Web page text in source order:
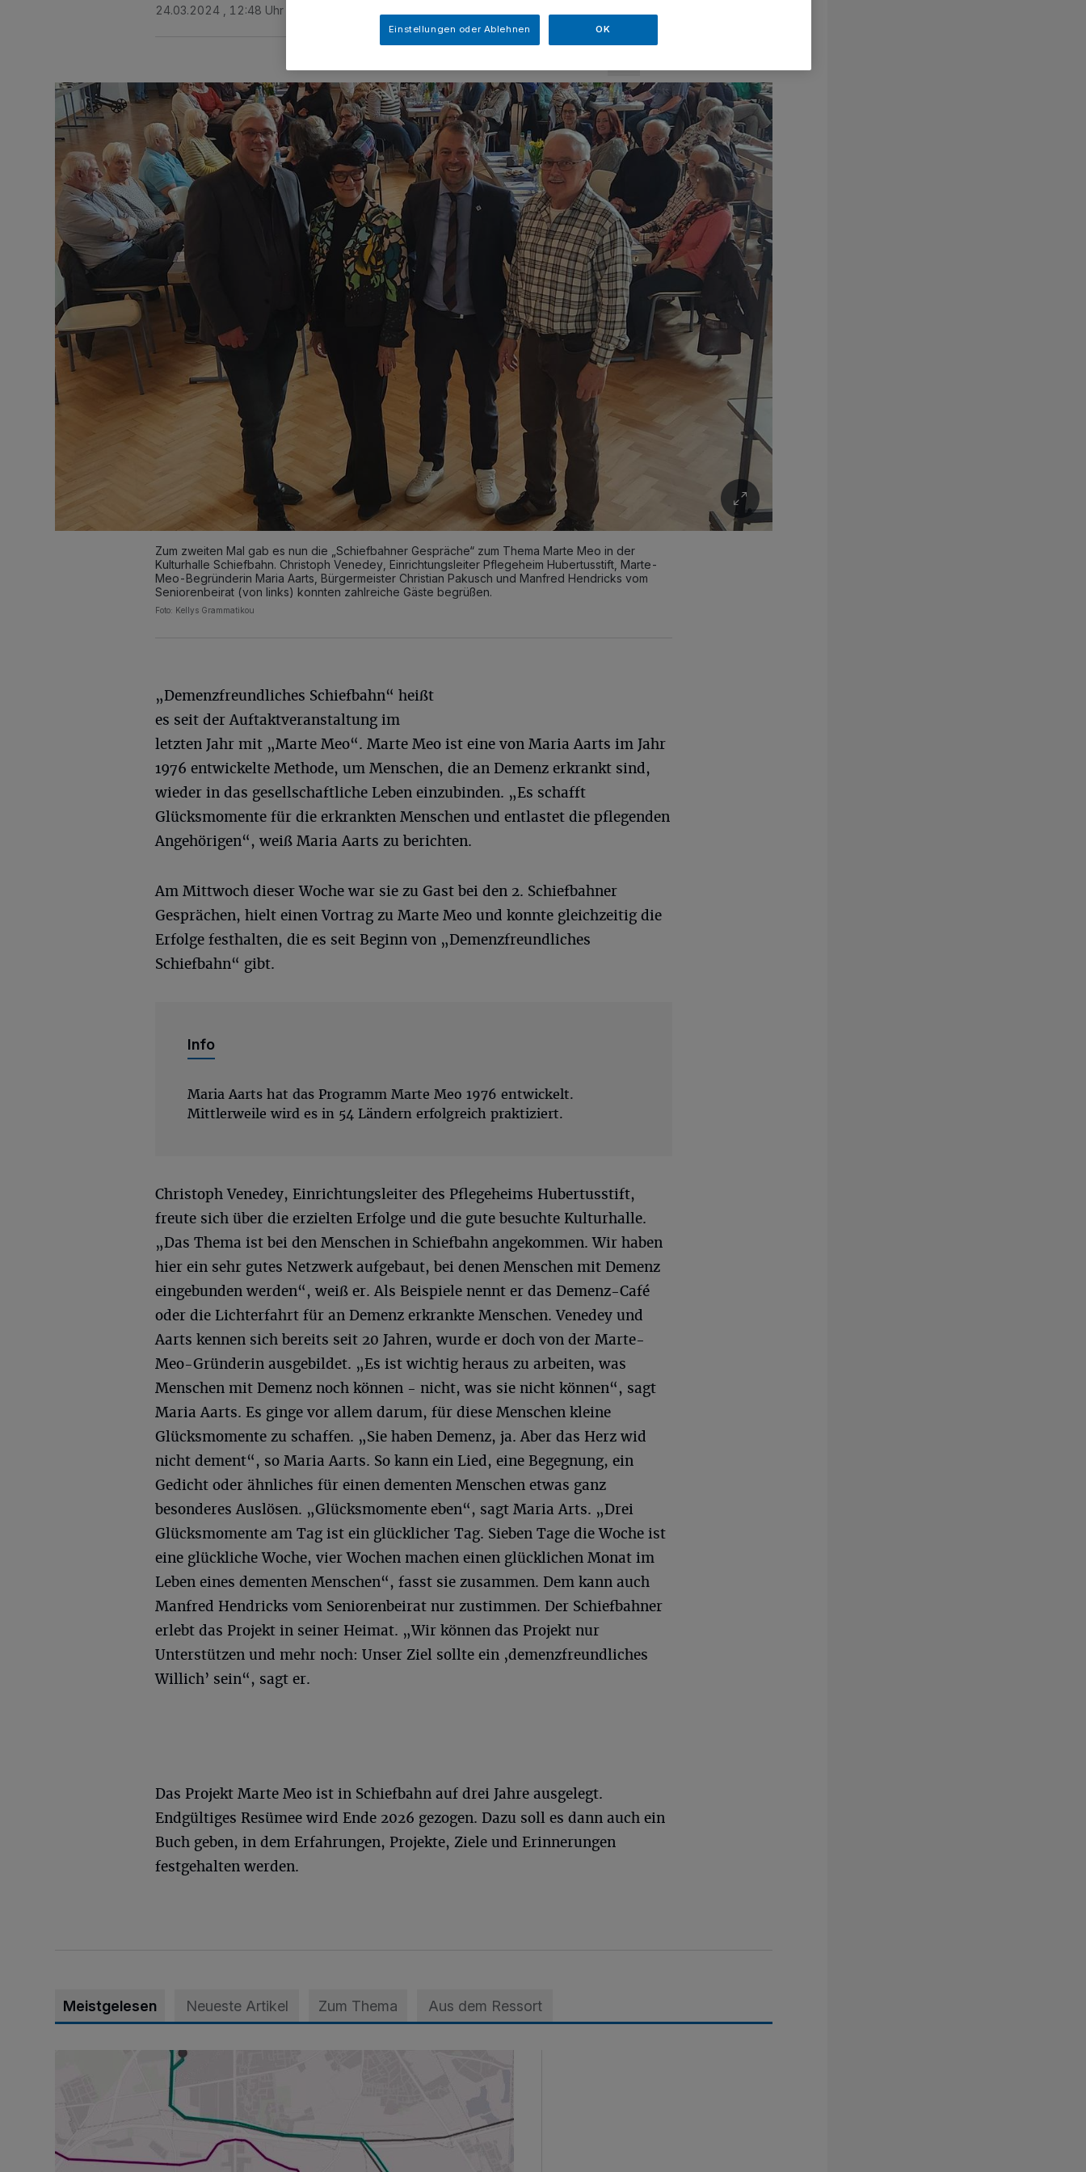
24.03.2024 , 12:48 Uhr
Zum zweiten Mal gab es nun die „Schiefbahner Gespräche“ zum Thema Marte Meo in der
Kulturhalle Schiefbahn. Christoph Venedey, Einrichtungsleiter Pflegeheim Hubertusstift, Marte-
Meo-Begründerin Maria Aarts, Bürgermeister Christian Pakusch und Manfred Hendricks vom
Seniorenbeirat (von links) konnten zahlreiche Gäste begrüßen.
Foto: Kellys Grammatikou
„Demenzfreundliches Schiefbahn“ heißt
es seit der Auftaktveranstaltung im
letzten Jahr mit „Marte Meo“. Marte Meo ist eine von Maria Aarts im Jahr
1976 entwickelte Methode, um Menschen, die an Demenz erkrankt sind,
wieder in das gesellschaftliche Leben einzubinden. „Es schafft
Glücksmomente für die erkrankten Menschen und entlastet die pflegenden
Angehörigen“, weiß Maria Aarts zu berichten.
Am Mittwoch dieser Woche war sie zu Gast bei den 2. Schiefbahner
Gesprächen, hielt einen Vortrag zu Marte Meo und konnte gleichzeitig die
Erfolge festhalten, die es seit Beginn von „Demenzfreundliches
Schiefbahn“ gibt.
Info
Maria Aarts hat das Programm Marte Meo 1976 entwickelt.
Mittlerweile wird es in 54 Ländern erfolgreich praktiziert.
Christoph Venedey, Einrichtungsleiter des Pflegeheims Hubertusstift,
freute sich über die erzielten Erfolge und die gute besuchte Kulturhalle.
„Das Thema ist bei den Menschen in Schiefbahn angekommen. Wir haben
hier ein sehr gutes Netzwerk aufgebaut, bei denen Menschen mit Demenz
eingebunden werden“, weiß er. Als Beispiele nennt er das Demenz-Café
oder die Lichterfahrt für an Demenz erkrankte Menschen. Venedey und
Aarts kennen sich bereits seit 20 Jahren, wurde er doch von der Marte-
Meo-Gründerin ausgebildet. „Es ist wichtig heraus zu arbeiten, was
Menschen mit Demenz noch können - nicht, was sie nicht können“, sagt
Maria Aarts. Es ginge vor allem darum, für diese Menschen kleine
Glücksmomente zu schaffen. „Sie haben Demenz, ja. Aber das Herz wid
nicht dement“, so Maria Aarts. So kann ein Lied, eine Begegnung, ein
Gedicht oder ähnliches für einen dementen Menschen etwas ganz
besonderes Auslösen. „Glücksmomente eben“, sagt Maria Arts. „Drei
Glücksmomente am Tag ist ein glücklicher Tag. Sieben Tage die Woche ist
eine glückliche Woche, vier Wochen machen einen glücklichen Monat im
Leben eines dementen Menschen“, fasst sie zusammen. Dem kann auch
Manfred Hendricks vom Seniorenbeirat nur zustimmen. Der Schiefbahner
erlebt das Projekt in seiner Heimat. „Wir können das Projekt nur
Unterstützen und mehr noch: Unser Ziel sollte ein ‚demenzfreundliches
Willich’ sein“, sagt er.
Das Projekt Marte Meo ist in Schiefbahn auf drei Jahre ausgelegt.
Endgültiges Resümee wird Ende 2026 gezogen. Dazu soll es dann auch ein
Buch geben, in dem Erfahrungen, Projekte, Ziele und Erinnerungen
festgehalten werden.
Meistgelesen Neueste Artikel Zum Thema Aus dem Ressort
Baustart im Willicher Norden diese Woche
Einstellungen oder Ablehnen OK